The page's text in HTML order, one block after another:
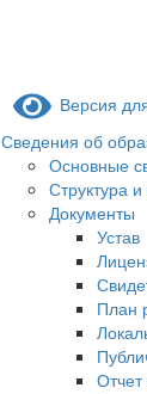
Версия
Сведения об
Основные
Структура
Документы
Устав
План
Отчет